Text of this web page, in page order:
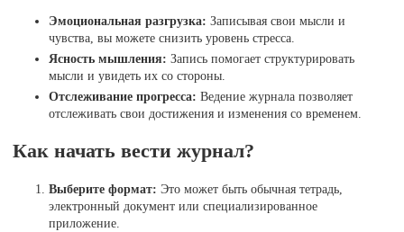
Эмоциональная разгрузка: Записывая свои мысли и
чувства, вы можете снизить уровень стресса.
Ясность мышления: Запись помогает структурировать
мысли и увидеть их со стороны.
Отслеживание прогресса: Ведение журнала позволяет
отслеживать свои достижения и изменения со временем.
Как начать вести журнал?
Выберите формат: Это может быть обычная тетрадь,
электронный документ или специализированное
приложение.